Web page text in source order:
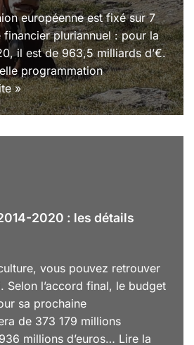
européenne est fixé sur 7
financier pluriannuel : pour la
il est de 963,5 milliards d’€.
programmation
»
2020 : les détails
vous pouvez retrouver
Selon l’accord final, le budget
sa prochaine
de 373 179 millions
millions d’euros… Lire la